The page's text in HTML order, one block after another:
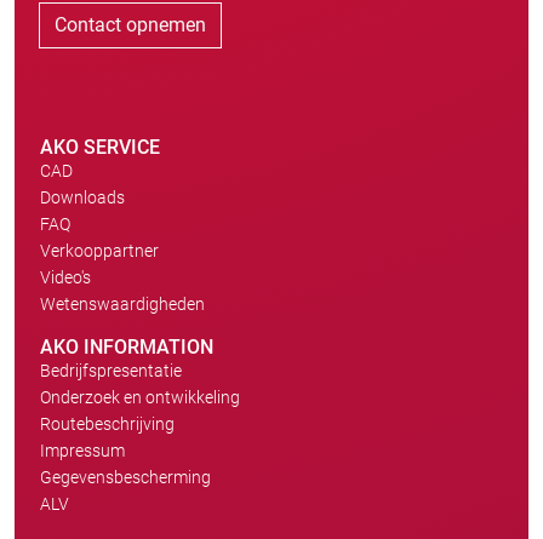
Contact opnemen
AKO SERVICE
CAD
Downloads
FAQ
Verkooppartner
Video's
Wetenswaardigheden
AKO INFORMATION
Bedrijfspresentatie
Onderzoek en ontwikkeling
Routebeschrijving
Impressum
Gegevensbescherming
ALV